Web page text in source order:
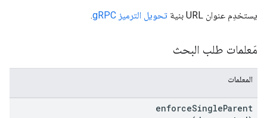
يستخدِم عنوان URL بنية تحويل الترميز gRPC .
مَعلمات طلب البحث
المعلمات
enforceSingleParent